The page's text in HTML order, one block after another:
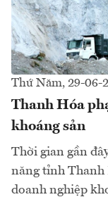
Thứ Năm, 29-06-
Thanh Hóa
khoáng sản
Thời gian gần
năng tỉnh Thanh
doanh nghiệp